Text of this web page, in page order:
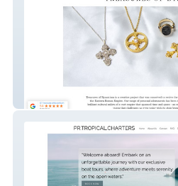
TreasuresOfByzantium